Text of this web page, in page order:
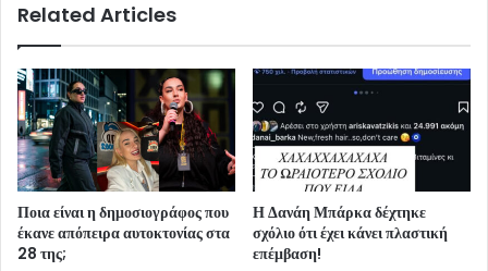
Related Articles
Ποια είναι η δημοσιογράφος που
έκανε απόπειρα αυτοκτονίας στα
28 της;
Η Δανάη Μπάρκα δέχτηκε
σχόλιο ότι έχει κάνει πλαστική
επέμβαση!